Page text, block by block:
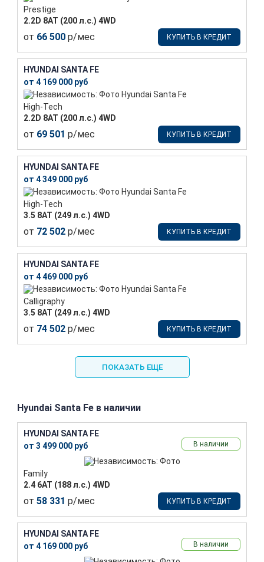
Prestige
2.2D 8АТ (200 л.с.) 4WD
от 66 500 р/мес КУПИТЬ В КРЕДИТ
HYUNDAI SANTA FE
от 4 169 000 руб
High-Tech
2.2D 8АТ (200 л.с.) 4WD
от 69 501 р/мес КУПИТЬ В КРЕДИТ
HYUNDAI SANTA FE
от 4 349 000 руб
High-Tech
3.5 8AT (249 л.с.) 4WD
от 72 502 р/мес КУПИТЬ В КРЕДИТ
HYUNDAI SANTA FE
от 4 469 000 руб
Calligraphy
3.5 8AT (249 л.с.) 4WD
от 74 502 р/мес КУПИТЬ В КРЕДИТ
ПОКАЗАТЬ ЕЩЕ
Hyundai Santa Fe в наличии
HYUNDAI SANTA FE
от 3 499 000 руб
В наличии
Family
2.4 6АТ (188 л.с.) 4WD
от 58 331 р/мес КУПИТЬ В КРЕДИТ
HYUNDAI SANTA FE
от 4 169 000 руб
В наличии